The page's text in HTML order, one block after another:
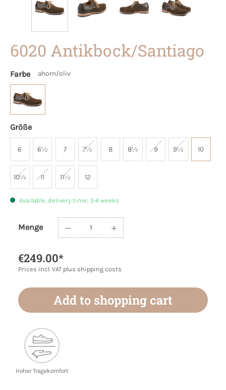
6020 Antikbock/Santiago
Farbe ahorn/oliv
Größe
6 6½ 7 7½ 8 8½ 9 9½ 10
10½ 11 11½ 12
Available, delivery time: 3-4 weeks
Menge
Product Quantity: Enter the desired
€249.00*
Prices incl. VAT plus shipping costs
Add to shopping cart
Hoher Tragekomfort